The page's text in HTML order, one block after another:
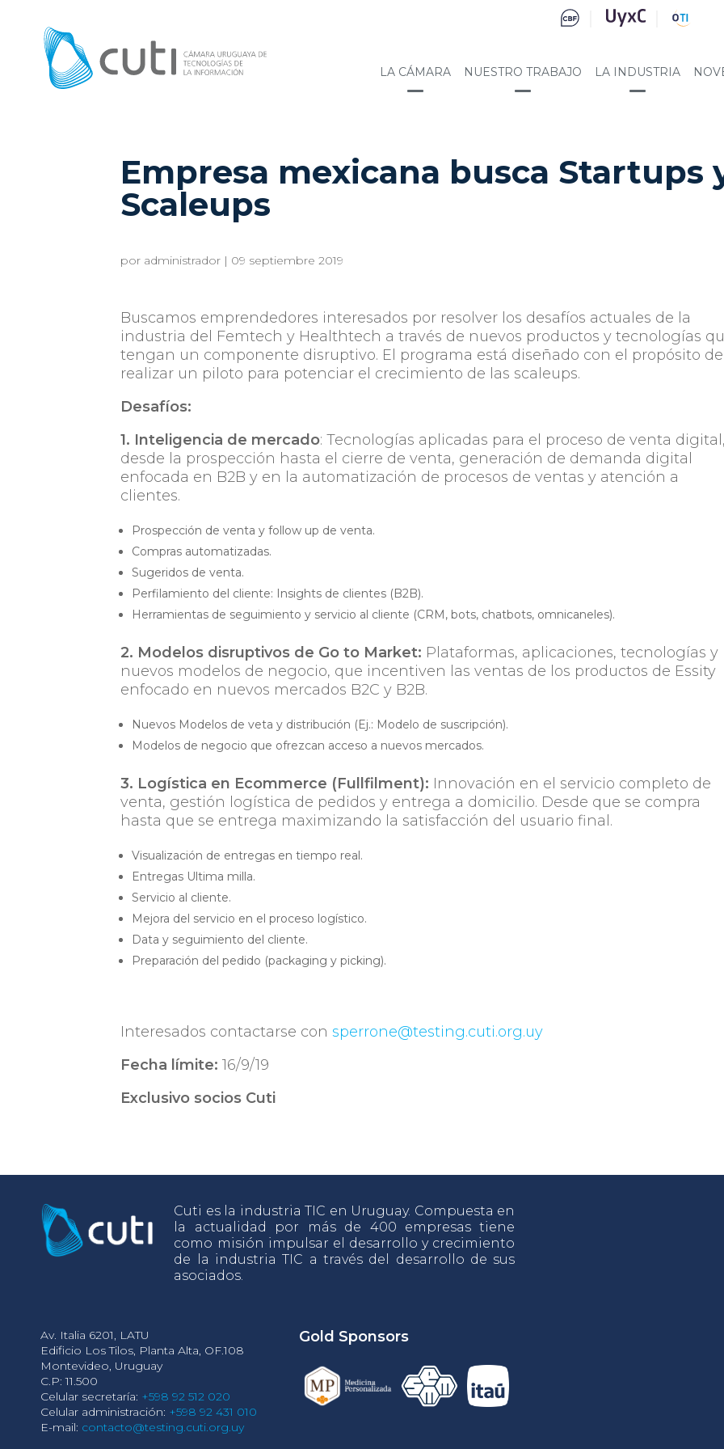
LA CÁMARA NUESTRO TRABAJO LA INDUSTRIA
Empresa mexicana busca Startups
Scaleups
por administrador | 09 septiembre 2019
Buscamos emprendedores interesados por resolver los desafíos actuales de la
industria del Femtech y Healthtech a través de nuevos productos y tecnologías
tengan un componente disruptivo. El programa está diseñado con el propósito de
realizar un piloto para potenciar el crecimiento de las scaleups.
Desafíos:
1. Inteligencia de mercado: Tecnologías aplicadas para el proceso de venta
desde la prospección hasta el cierre de venta, generación de demanda digital
enfocada en B2B y en la automatización de procesos de ventas y atención a
clientes.
Prospección de venta y follow up de venta.
Compras automatizadas.
Sugeridos de venta.
Perfilamiento del cliente: Insights de clientes (B2B).
Herramientas de seguimiento y servicio al cliente (CRM, bots, chatbots, omnicaneles).
2. Modelos disruptivos de Go to Market: Plataformas, aplicaciones, tecnologías y
nuevos modelos de negocio, que incentiven las ventas de los productos de Essity
enfocado en nuevos mercados B2C y B2B.
Nuevos Modelos de veta y distribución (Ej.: Modelo de suscripción).
Modelos de negocio que ofrezcan acceso a nuevos mercados.
3. Logística en Ecommerce (Fullfilment): Innovación en el servicio completo de
venta, gestión logística de pedidos y entrega a domicilio. Desde que se compra
hasta que se entrega maximizando la satisfacción del usuario final.
Visualización de entregas en tiempo real.
Entregas Ultima milla.
Servicio al cliente.
Mejora del servicio en el proceso logístico.
Data y seguimiento del cliente.
Preparación del pedido (packaging y picking).
Interesados contactarse consperrone@testing.cuti.org.uy
Fecha límite: 16/9/19
Exclusivo socios Cuti
Cuti es la industria TIC en Uruguay. Compuesta en
la actualidad por más de 400 empresas tiene
como misión impulsar el desarrollo y crecimiento
de la industria TIC a través del desarrollo de sus
asociados.
Av. Italia 6201, LATU
Edificio Los Tilos, Planta Alta, OF.108
Montevideo, Uruguay
C.P: 11.500
Celular secretaría: +598 92 512 020
Celular administración: +598 92 431 010
E-mail: contacto@testing.cuti.org.uy
Gold Sponsors